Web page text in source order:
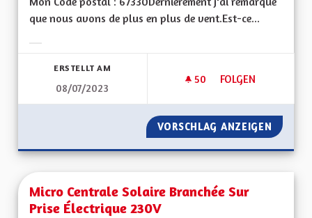
que nous avons de plus en plus de vent.Est-ce...
ERSTELLT AM
08/07/2023
50 50 FOLLOWER
FOLGEN
MICRO ÉOLIEN
VORSCHLAG ANZEIGEN
Micro Centrale Solaire Branchée Sur
Prise Électrique 230V